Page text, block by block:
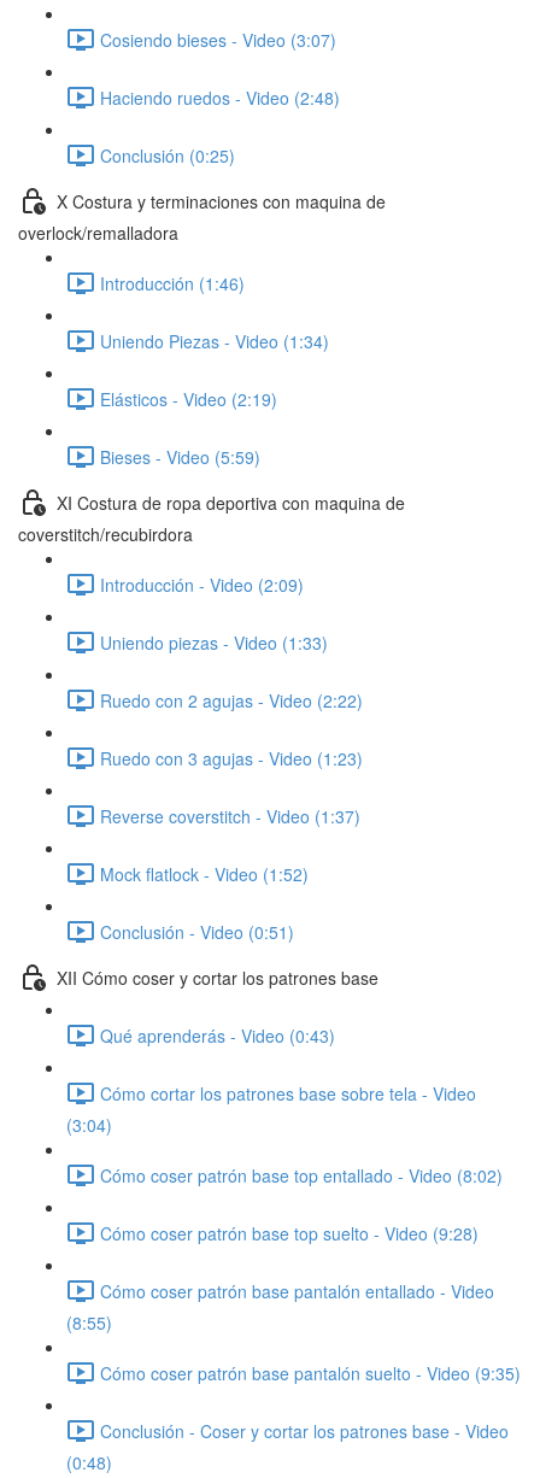
Cosiendo bieses - Video (3:07)
Haciendo ruedos - Video (2:48)
Conclusión (0:25)
X Costura y terminaciones con maquina de
overlock/remalladora
Introducción (1:46)
Uniendo Piezas - Video (1:34)
Elásticos - Video (2:19)
Bieses - Video (5:59)
XI Costura de ropa deportiva con maquina de
coverstitch/recubirdora
Introducción - Video (2:09)
Uniendo piezas - Video (1:33)
Ruedo con 2 agujas - Video (2:22)
Ruedo con 3 agujas - Video (1:23)
Reverse coverstitch - Video (1:37)
Mock flatlock - Video (1:52)
Conclusión - Video (0:51)
XII Cómo coser y cortar los patrones base
Qué aprenderás - Video (0:43)
Cómo cortar los patrones base sobre tela - Video
(3:04)
Cómo coser patrón base top entallado - Video (8:02)
Cómo coser patrón base top suelto - Video (9:28)
Cómo coser patrón base pantalón entallado - Video
(8:55)
Cómo coser patrón base pantalón suelto - Video (9:35)
Conclusión - Coser y cortar los patrones base - Video
(0:48)